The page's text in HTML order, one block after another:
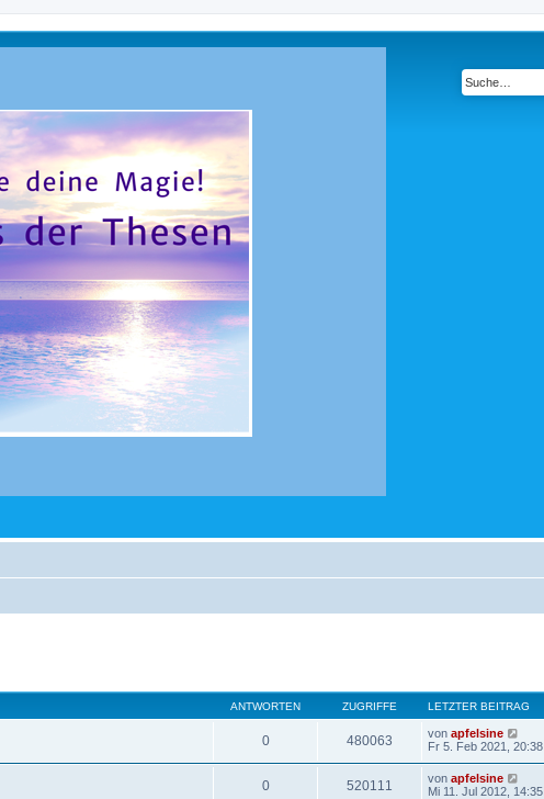
ANTWORTEN ZUGRIFFE LETZTER BEITRAG
0 480063 von apfelsine
Fr 5. Feb 2021, 20:38
0 520111 von apfelsine
Mi 11. Jul 2012, 14:35